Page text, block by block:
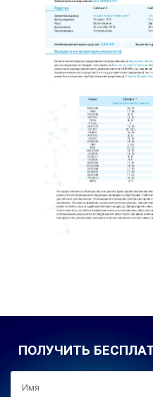
ПОЛУЧИТЬ